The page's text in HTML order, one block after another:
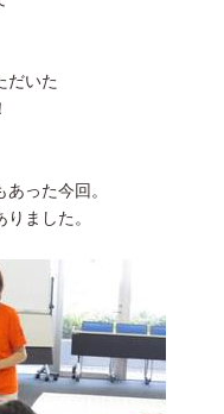
だいた
った今回。
ました。